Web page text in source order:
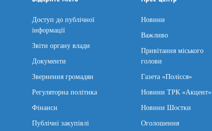
Доступ до публічної
інформації
Звіти органу влади
Документи
Звернення громадян
Регуляторна політика
Фінанси
Публічні закупівлі
Новини
Важливо
Привітання міського
голови
Газета «Полісся»
Новини ТРК «Акцент»
Новини Шостки
Оголошення